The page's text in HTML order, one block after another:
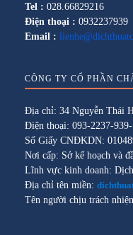
Tel : 028.66829216
Điện thoại : 0932237939
Email :
CÔNG TY CỔ PHẦN
Địa chỉ: 34 Nguyễn Thái
Điện thoại: 093-2237-
Số Giấy CNĐKDN:
Nơi cấp: Sở kế hoạch và
Lĩnh vực kinh doanh:
Địa chỉ tên miền:
Tên người chịu trách